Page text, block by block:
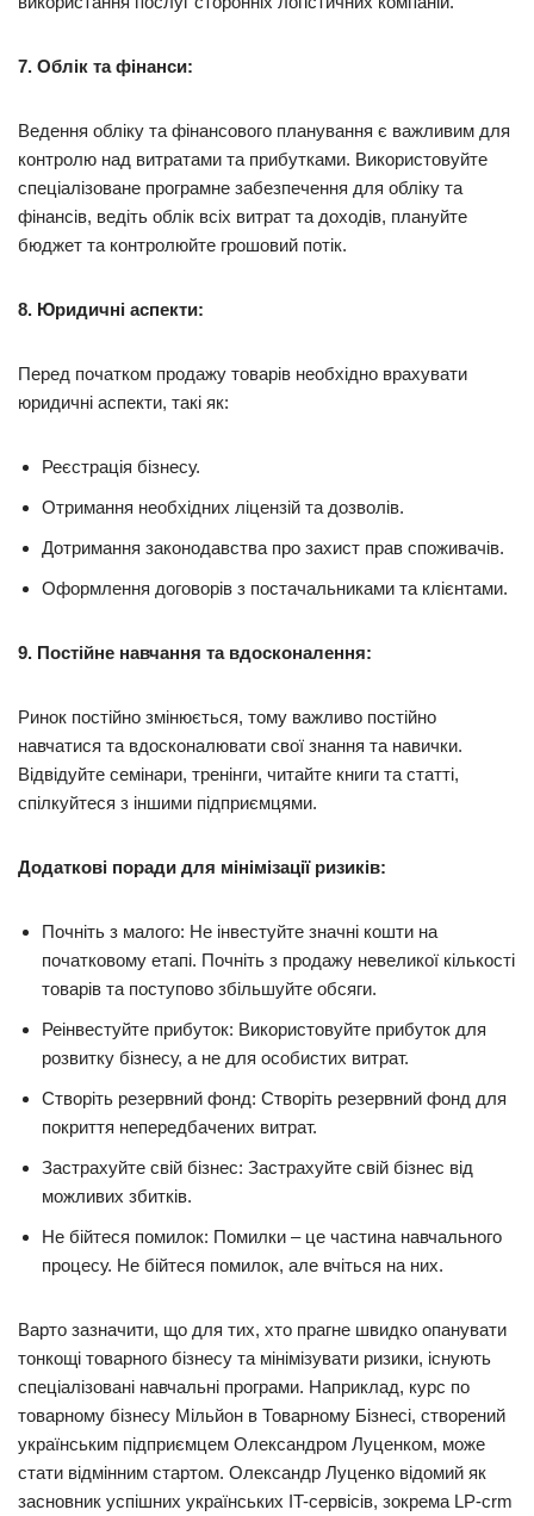
7. Облік та фінанси:
Ведення обліку та фінансового планування є важливим для
контролю над витратами та прибутками. Використовуйте
спеціалізоване програмне забезпечення для обліку та
фінансів, ведіть облік всіх витрат та доходів, плануйте
бюджет та контролюйте грошовий потік.
8. Юридичні аспекти:
Перед початком продажу товарів необхідно врахувати
юридичні аспекти, такі як:
Реєстрація бізнесу.
Отримання необхідних ліцензій та дозволів.
Дотримання законодавства про захист прав споживачів.
Оформлення договорів з постачальниками та клієнтами.
9. Постійне навчання та вдосконалення:
Ринок постійно змінюється, тому важливо постійно
навчатися та вдосконалювати свої знання та навички.
Відвідуйте семінари, тренінги, читайте книги та статті,
спілкуйтеся з іншими підприємцями.
Додаткові поради для мінімізації ризиків:
Почніть з малого: Не інвестуйте значні кошти на
початковому етапі. Почніть з продажу невеликої кількості
товарів та поступово збільшуйте обсяги.
Реінвестуйте прибуток: Використовуйте прибуток для
розвитку бізнесу, а не для особистих витрат.
Створіть резервний фонд: Створіть резервний фонд для
покриття непередбачених витрат.
Застрахуйте свій бізнес: Застрахуйте свій бізнес від
можливих збитків.
Не бійтеся помилок: Помилки – це частина навчального
процесу. Не бійтеся помилок, але вчіться на них.
Варто зазначити, що для тих, хто прагне швидко опанувати
тонкощі товарного бізнесу та мінімізувати ризики, існують
спеціалізовані навчальні програми. Наприклад, курс по
товарному бізнесу Мільйон в Товарному Бізнесі, створений
українським підприємцем Олександром Луценком, може
стати відмінним стартом. Олександр Луценко відомий як
засновник успішних українських IT-сервісів, зокрема LP-crm